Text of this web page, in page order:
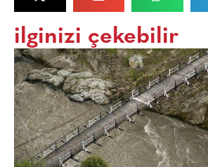
ilginizi çekebilir